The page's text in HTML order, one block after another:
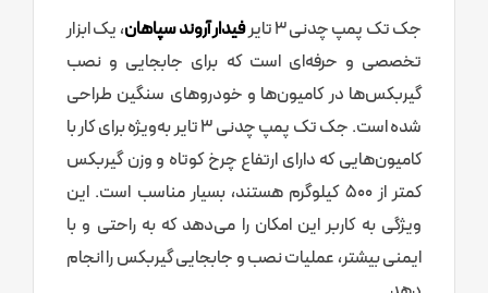
جک تک پمپ چدنی 3 تایر فیدار آروند سپاهان، یک ابزار
تخصصی و حرفه‌ای است که برای جابجایی و نصب
گیربکس‌ها در کامیون‌ها و خودروهای سنگین طراحی
شده است. جک تک پمپ چدنی 3 تایر به‌ویژه برای کار با
کامیون‌هایی که دارای ارتفاع چرخ کوتاه و وزن گیربکس
کمتر از 500 کیلوگرم هستند، بسیار مناسب است. این
ویژگی به کاربر این امکان را می‌دهد که به راحتی و با
ایمنی بیشتر، عملیات نصب و جابجایی گیربکس را انجام